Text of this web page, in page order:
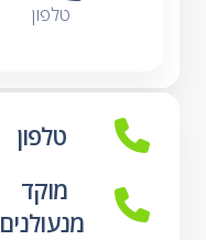
טלפון
טלפון
מנעולנים